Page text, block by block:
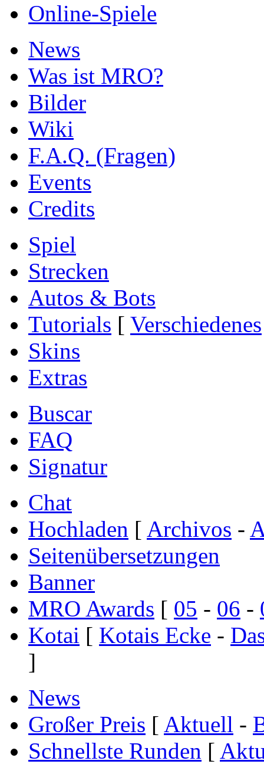
Online-Spiele
News
Was ist MRO?
Bilder
Wiki
F.A.Q. (Fragen)
Events
Credits
Spiel
Strecken
Autos & Bots
Tutorials [ Verschiedenes
Skins
Extras
Buscar
FAQ
Signatur
Chat
Hochladen [ Archivos -
Seitenübersetzungen
Banner
MRO Awards [ 05 - 06 -
Kotai [ Kotais Ecke -
]
News
Großer Preis [ Aktuell -
Schnellste Runden [